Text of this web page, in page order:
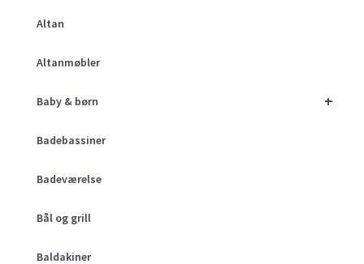
Altan
Altanmøbler
+
Baby & børn
Badebassiner
Badeværelse
Bål og grill
Baldakiner